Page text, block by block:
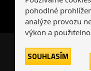
Česká
pohodlné
analýze provozu
výkon a
SOUHLASÍM